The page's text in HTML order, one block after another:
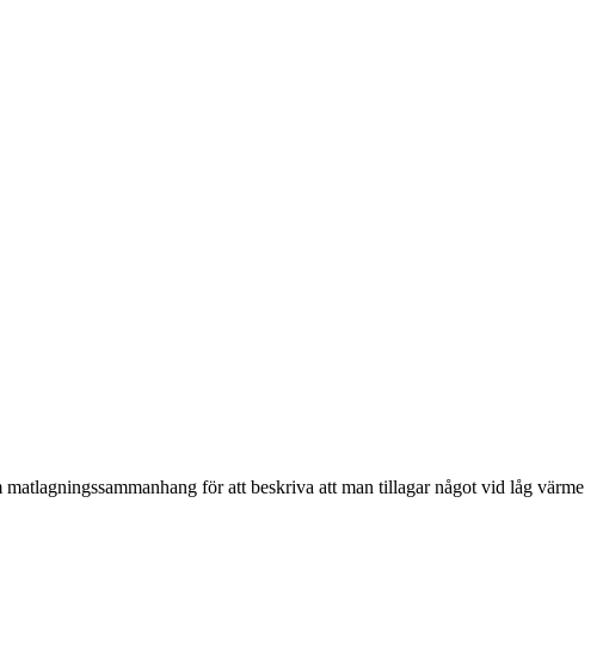
för att beskriva att man tillagar något vid låg värme